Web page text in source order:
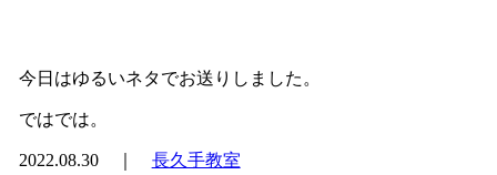
今日はゆるいネタでお送りしました。
ではでは。
2022.08.30 ｜ 長久手教室